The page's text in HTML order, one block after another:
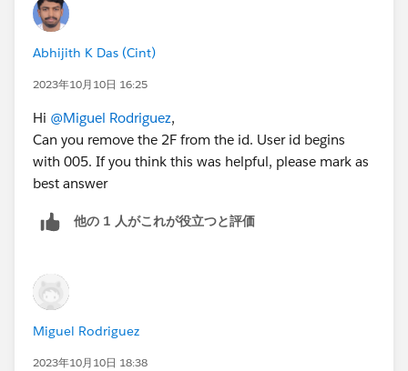
Abhijith K Das (Cint)
2023年10月10日 16:25
Hi @Miguel Rodriguez,
Can you remove the 2F from the id. User id begins
with 005. If you think this was helpful, please mark as
best answer
他の 1 人がこれが役立つと評価
Miguel Rodriguez
2023年10月10日 18:38